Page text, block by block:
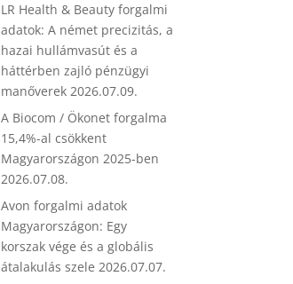
LR Health & Beauty forgalmi
adatok: A német precizitás, a
hazai hullámvasút és a
háttérben zajló pénzügyi
manőverek 2026.07.09.
A Biocom / Ökonet forgalma
15,4%-al csökkent
Magyarországon 2025-ben
2026.07.08.
Avon forgalmi adatok
Magyarországon: Egy
korszak vége és a globális
átalakulás szele 2026.07.07.